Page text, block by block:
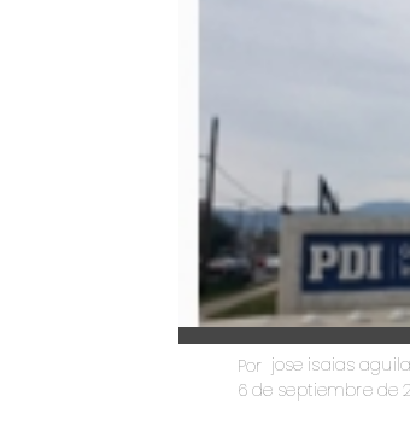
jose isaias
Por
6 de septiembre de